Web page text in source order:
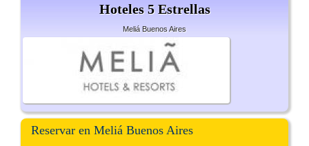
Hoteles 5 Estrellas
Meliá Buenos Aires
Reservar en Meliá Buenos Aires